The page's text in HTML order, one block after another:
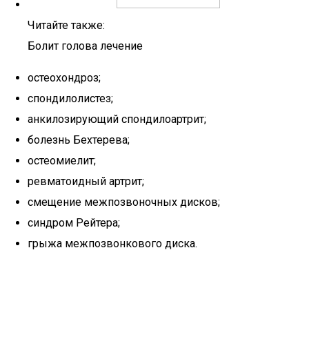
Читайте также:
Болит голова лечение
остеохондроз;
спондилолистез;
анкилозирующий спондилоартрит;
болезнь Бехтерева;
остеомиелит;
ревматоидный артрит;
смещение межпозвоночных дисков;
синдром Рейтера;
грыжа межпозвонкового диска.